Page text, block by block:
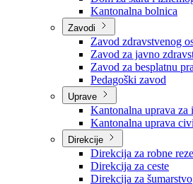
Ustanove
Centar za socijalni rad
Dom za stara i
Kantonalna bolnica
Zavodi
Zavod zdravstvenog
Zavod za javno
Zavod za besplatnu
Pedagoški zavod
Uprave
Kantonalna uprava za
Kantonalna uprava
Direkcije